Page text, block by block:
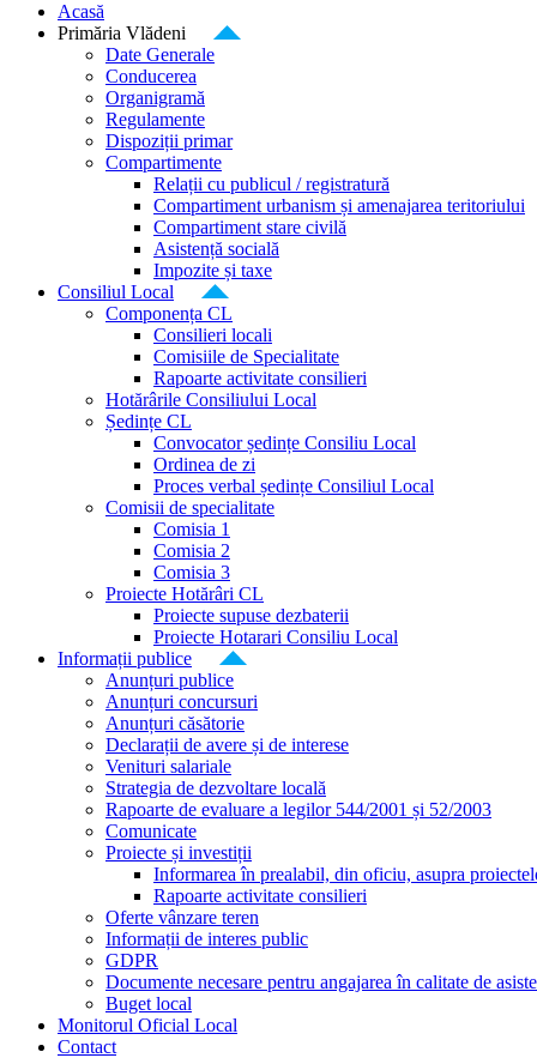
Acasă
Primăria Vlădeni
Date Generale
Conducerea
Organigramă
Regulamente
Dispoziții primar
Compartimente
Relații cu publicul / registratură
Compartiment urbanism și amenajarea teritoriului
Compartiment stare civilă
Asistență socială
Impozite și taxe
Consiliul Local
Componența CL
Consilieri locali
Comisiile de Specialitate
Rapoarte activitate consilieri
Hotărârile Consiliului Local
Ședințe CL
Convocator ședințe Consiliu Local
Ordinea de zi
Proces verbal ședințe Consiliul Local
Comisii de specialitate
Comisia 1
Comisia 2
Comisia 3
Proiecte Hotărâri CL
Proiecte supuse dezbaterii
Proiecte Hotarari Consiliu Local
Informații publice
Anunțuri publice
Anunțuri concursuri
Anunțuri căsătorie
Declarații de avere și de interese
Venituri salariale
Strategia de dezvoltare locală
Rapoarte de evaluare a legilor 544/2001 și 52/2003
Comunicate
Proiecte și investiții
Informarea în prealabil, din oficiu, asupra
Rapoarte activitate consilieri
Oferte vânzare teren
Informații de interes public
GDPR
Documente necesare pentru angajarea în calitate de
Buget local
Monitorul Oficial Local
Contact